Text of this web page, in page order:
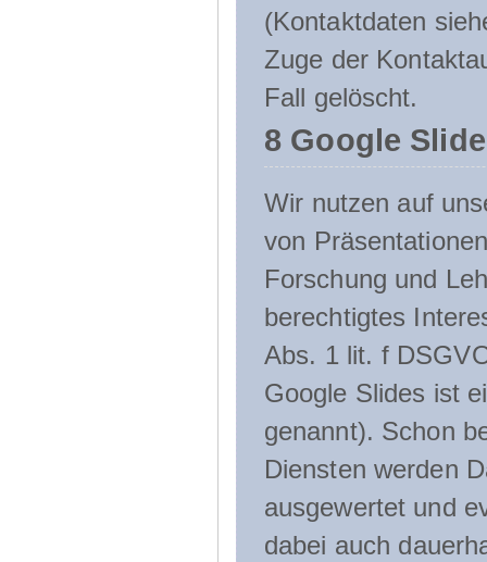
(Kontaktdaten
Zuge der
Fall gelöscht.
8 Google
Wir nutzen auf
von
Forschung und
berechtigtes
Abs. 1 lit. f
Google Slides ist
genannt). Schon
Diensten werden
ausgewertet und
dabei auch